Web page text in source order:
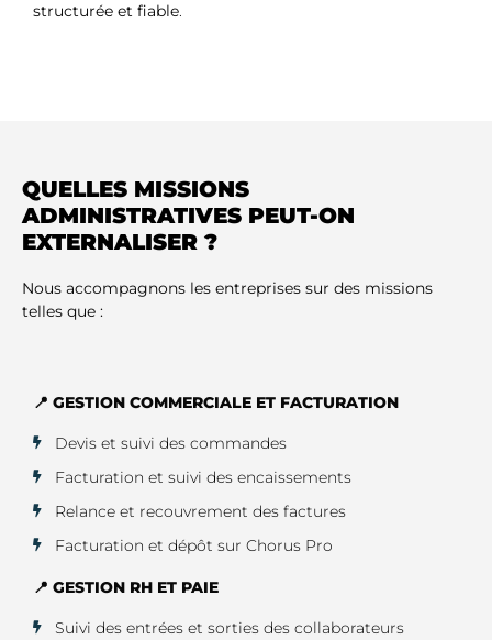
structurée et fiable.
QUELLES MISSIONS
ADMINISTRATIVES PEUT-ON
EXTERNALISER ?
Nous accompagnons les entreprises sur des missions
telles que :
📍 GESTION COMMERCIALE ET FACTURATION
Devis et suivi des commandes
Facturation et suivi des encaissements
Relance et recouvrement des factures
Facturation et dépôt sur Chorus Pro
📍 GESTION RH ET PAIE
Suivi des entrées et sorties des collaborateurs